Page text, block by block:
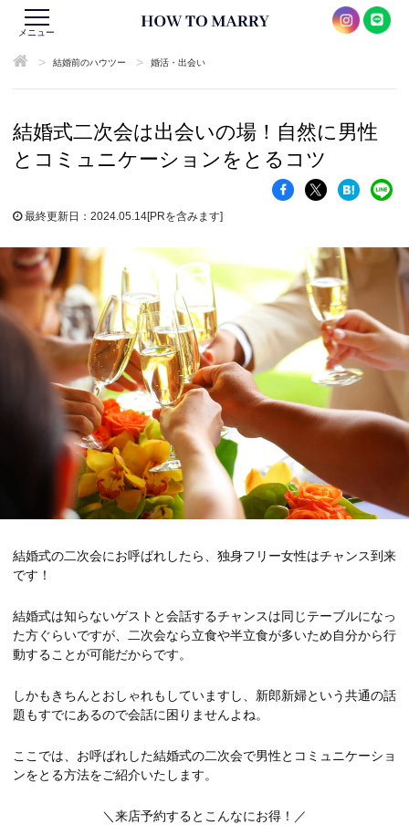
メニュー
> 結婚前のハウツー > 婚活・出会い
結婚式二次会は出会いの場！自然に男性
とコミュニケーションをとるコツ
最終更新日：2024.05.14[PRを含みます]
結婚式の二次会にお呼ばれしたら、独身フリー女性はチャンス到来
です！
結婚式は知らないゲストと会話するチャンスは同じテーブルになっ
た方ぐらいですが、二次会なら立食や半立食が多いため自分から行
動することが可能だからです。
しかもきちんとおしゃれもしていますし、新郎新婦という共通の話
題もすでにあるので会話に困りませんよね。
ここでは、お呼ばれした結婚式の二次会で男性とコミュニケーショ
ンをとる方法をご紹介いたします。
＼来店予約するとこんなにお得！／